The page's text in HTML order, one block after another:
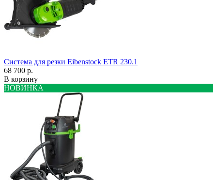
Система для резки Eibenstock ETR 230.1
68 700 р.
В корзину
НОВИНКА